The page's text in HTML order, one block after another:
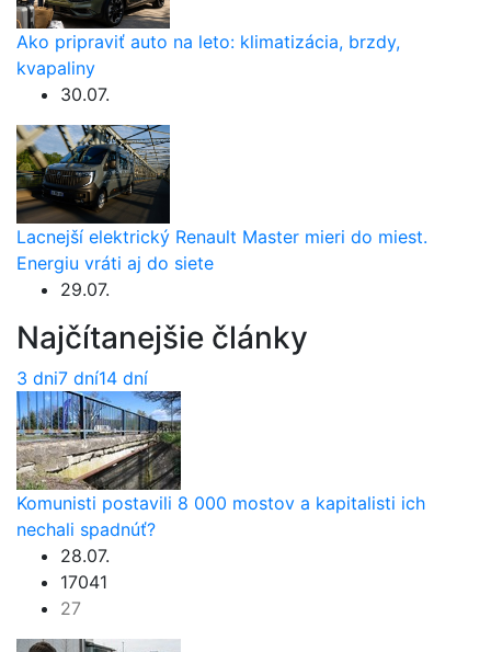
Ako pripraviť auto na leto: klimatizácia, brzdy,
kvapaliny
30.07.
Lacnejší elektrický Renault Master mieri do miest.
Energiu vráti aj do siete
29.07.
Najčítanejšie články
3 dni7 dní14 dní
Komunisti postavili 8 000 mostov a kapitalisti ich
nechali spadnúť?
28.07.
17041
27